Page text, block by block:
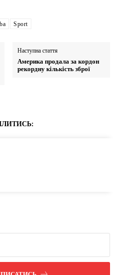
Sport
Наступна стаття
Америка продала за кордон
рекордну кількість зброї